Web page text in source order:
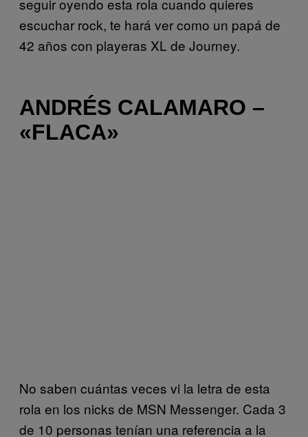
seguir oyendo esta rola cuando quieres
escuchar rock, te hará ver como un papá de
42 años con playeras XL de Journey.
ANDRÉS CALAMARO –
«FLACA»
No saben cuántas veces vi la letra de esta
rola en los nicks de MSN Messenger. Cada 3
de 10 personas tenían una referencia a la